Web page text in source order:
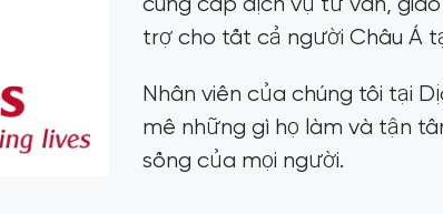
trợ cho tất cả người Châu Á
Nhân viên của chúng tôi tại
mê những gì họ làm và tận
sống của mọi người.